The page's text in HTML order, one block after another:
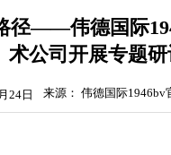
径——伟德国际
术公司开展专题
24日 来源： 伟德国际1946bv